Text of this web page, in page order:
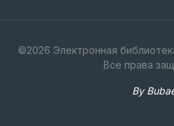
©2026 Электронная
Все права
By